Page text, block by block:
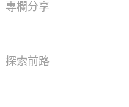
專欄分享
探索前路